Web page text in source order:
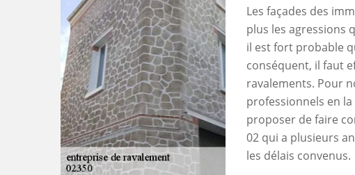
Les façades des
plus les agressions
il est fort probable
conséquent, il faut
ravalements. Pour
professionnels en
proposer de faire
02 qui a plusieurs
les délais convenus.